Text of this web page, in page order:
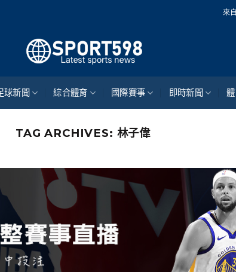
來自世界
球新聞 綜合體育 國際賽事 即時新聞
TAG ARCHIVES: 林子偉